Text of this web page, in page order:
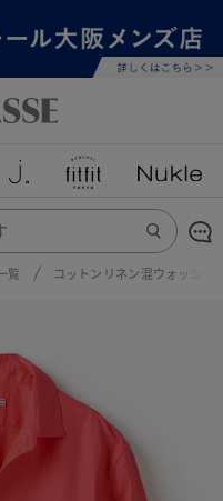
覧 コットンリネン混ウォッシュ